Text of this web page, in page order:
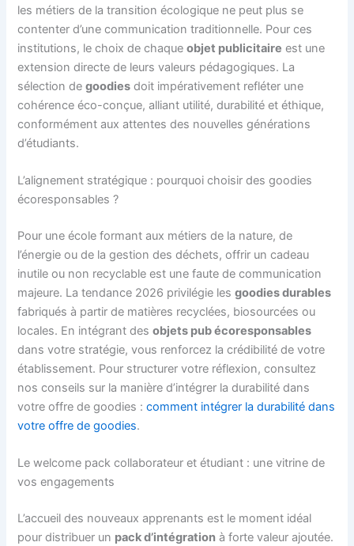
les métiers de la transition écologique ne peut plus se
contenter d’une communication traditionnelle. Pour ces
institutions, le choix de chaqueobjet publicitaire est une
extension directe de leurs valeurs pédagogiques. La
sélection degoodies doit impérativement refléter une
cohérence éco-conçue, alliant utilité, durabilité et éthique,
conformément aux attentes des nouvelles générations
d’étudiants.
L’alignement stratégique : pourquoi choisir des goodies
écoresponsables ?
Pour une école formant aux métiers de la nature, de
l’énergie ou de la gestion des déchets, offrir un cadeau
inutile ou non recyclable est une faute de communication
majeure. La tendance 2026 privilégie lesgoodies durables
fabriqués à partir de matières recyclées, biosourcées ou
locales. En intégrant desobjets pub écoresponsables
dans votre stratégie, vous renforcez la crédibilité de votre
établissement. Pour structurer votre réflexion, consultez
nos conseils sur la manière d’intégrer la durabilité dans
votre offre de goodies :comment intégrer la durabilité dans
votre offre de goodies.
Le welcome pack collaborateur et étudiant : une vitrine de
vos engagements
L’accueil des nouveaux apprenants est le moment idéal
pour distribuer un pack d’intégration à forte valeur ajoutée.